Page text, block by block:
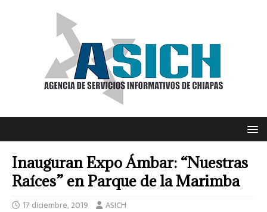
Inauguran Expo Ámbar: “Nuestras
Raíces” en Parque de la Marimba
17 diciembre, 2019 ASICH